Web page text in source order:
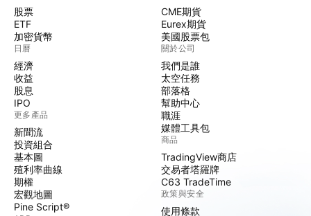
股票
ETF
加密貨幣
日曆
經濟
收益
股息
IPO
更多產品
新聞流
投資組合
基本圖
殖利率曲線
期權
宏觀地圖
Pine Script®
CME期貨
Eurex期貨
美國股票包
關於公司
我們是誰
太空任務
部落格
幫助中心
職涯
媒體工具包
商品
TradingView商店
交易者塔羅牌
C63 TradeTime
政策與安全
使用條款